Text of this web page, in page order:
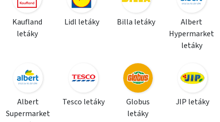
Kaufland
letáky
Lidl letáky Billa letáky
Albert
Hypermarket
letáky
Albert
Supermarket
Tesco letáky
Globus
letáky
JIP letáky